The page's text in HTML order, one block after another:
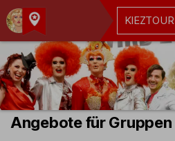
Kult-
Kieztouren
Hamburg
KIEZTOUR
Angebote für Gruppen